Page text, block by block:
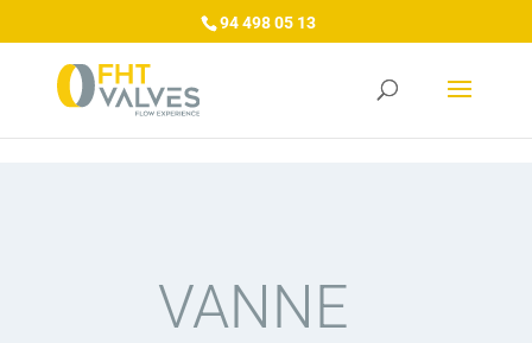
/*/Tag Manager/*/ /*/Google Ads/*/
94 498 05 13
VANNE